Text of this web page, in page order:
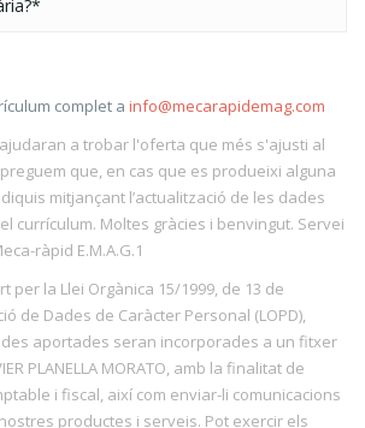
complet a info@mecarapidemag.com
a trobar l'oferta que més s'ajusti al
que, en cas que es produeixi alguna
mitjançant l’actualització de les dades
currículum. Moltes gràcies i benvingut. Servei
ràpid E.M.A.G.1
per la Llei Orgànica 15/1999, de 13 de
de Dades de Caràcter Personal (LOPD),
aportades seran incorporades a un fitxer
PLANELLA MORATO, amb la finalitat de
i fiscal, així com enviar-li comunicacions
productes i serveis. Pot exercir els